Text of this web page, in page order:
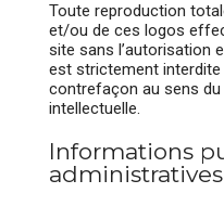
Toute reproduction
et/ou de ces logos
site sans l’autorisation
est strictement
contrefaçon au sens
intellectuelle.
Informations
administratives